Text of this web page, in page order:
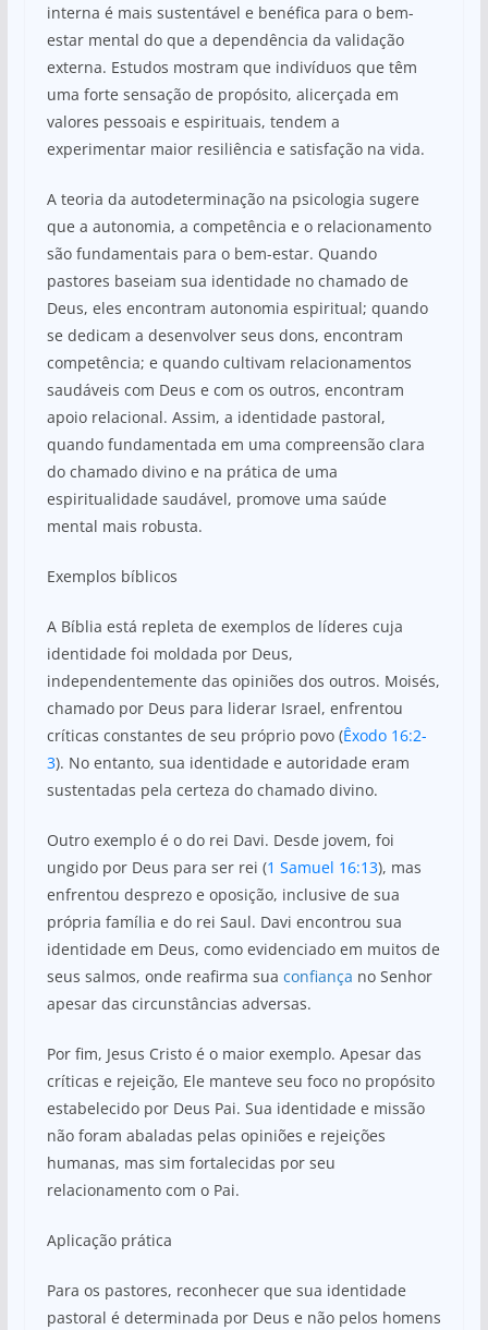
interna é mais sustentável e benéfica para o bem-
estar mental do que a dependência da validação
externa. Estudos mostram que indivíduos que têm
uma forte sensação de propósito, alicerçada em
valores pessoais e espirituais, tendem a
experimentar maior resiliência e satisfação na vida.
A teoria da autodeterminação na psicologia sugere
que a autonomia, a competência e o relacionamento
são fundamentais para o bem-estar. Quando
pastores baseiam sua identidade no chamado de
Deus, eles encontram autonomia espiritual; quando
se dedicam a desenvolver seus dons, encontram
competência; e quando cultivam relacionamentos
saudáveis com Deus e com os outros, encontram
apoio relacional. Assim, a identidade pastoral,
quando fundamentada em uma compreensão clara
do chamado divino e na prática de uma
espiritualidade saudável, promove uma saúde
mental mais robusta.
Exemplos bíblicos
A Bíblia está repleta de exemplos de líderes cuja
identidade foi moldada por Deus,
independentemente das opiniões dos outros. Moisés,
chamado por Deus para liderar Israel, enfrentou
críticas constantes de seu próprio povo (Êxodo 16:2-
3). No entanto, sua identidade e autoridade eram
sustentadas pela certeza do chamado divino.
Outro exemplo é o do rei Davi. Desde jovem, foi
ungido por Deus para ser rei (1 Samuel 16:13), mas
enfrentou desprezo e oposição, inclusive de sua
própria família e do rei Saul. Davi encontrou sua
identidade em Deus, como evidenciado em muitos de
seus salmos, onde reafirma sua confiança no Senhor
apesar das circunstâncias adversas.
Por fim, Jesus Cristo é o maior exemplo. Apesar das
críticas e rejeição, Ele manteve seu foco no propósito
estabelecido por Deus Pai. Sua identidade e missão
não foram abaladas pelas opiniões e rejeições
humanas, mas sim fortalecidas por seu
relacionamento com o Pai.
Aplicação prática
Para os pastores, reconhecer que sua identidade
pastoral é determinada por Deus e não pelos homens